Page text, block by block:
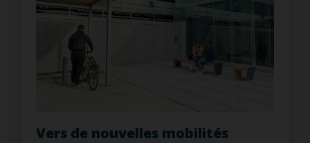
Vers de nouvelles mobilités